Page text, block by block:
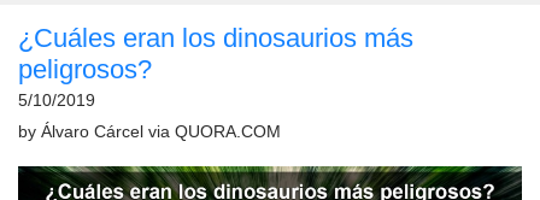
¿Cuáles eran los dinosaurios más
peligrosos?
5/10/2019
by Álvaro Cárcel via QUORA.COM